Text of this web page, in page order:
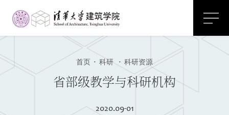
首页 · 科研 · 科研资源
省部级教学与科研机构
2020.09-01